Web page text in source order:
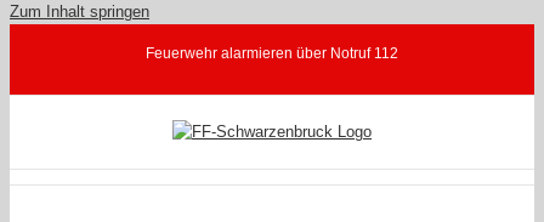
Zum Inhalt springen
Feuerwehr alarmieren über Notruf 112